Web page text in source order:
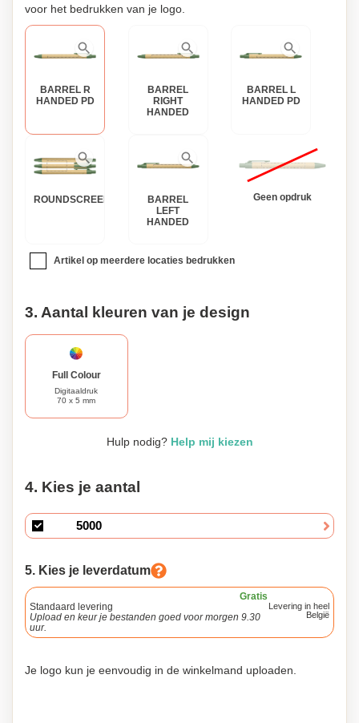
voor het bedrukken van je logo.
BARREL R
HANDED PD
BARREL
RIGHT
HANDED
BARREL L
HANDED PD
ROUNDSCREEN
BARREL
LEFT
HANDED
Geen opdruk
Artikel op meerdere locaties bedrukken
3. Aantal kleuren van je design
Full Colour
Digitaaldruk
70 x 5 mm
Hulp nodig? Help mij kiezen
4. Kies je aantal
5. Kies je leverdatum
Gratis
Standaard levering
Upload en keur je bestanden goed voor morgen 9.30
uur.
Levering in heel
België
Je logo kun je eenvoudig in de winkelmand uploaden.